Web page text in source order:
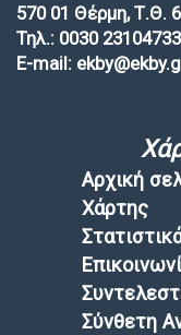
570 01 Θέρμη, Τ.Θ.
Τηλ.: 0030
E-mail:
Αρχική
Χάρτης
Σύνθετη